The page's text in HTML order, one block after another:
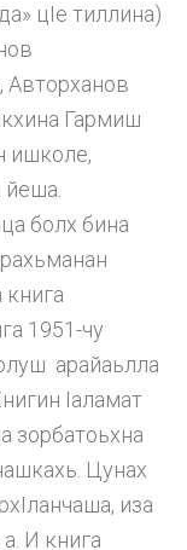
цIе тиллина)
Гармиш
ишколе,
йеша.
болх бина
1951-чу
арайаьлла
Iаламат
зорбатоьхна
Цунах
иза
И книга